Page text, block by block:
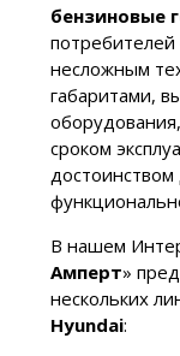
бензиновые
потребителей
несложным
габаритами,
сроком
достоинством
В нашем
Амперт»
нескольких
Hyundai: